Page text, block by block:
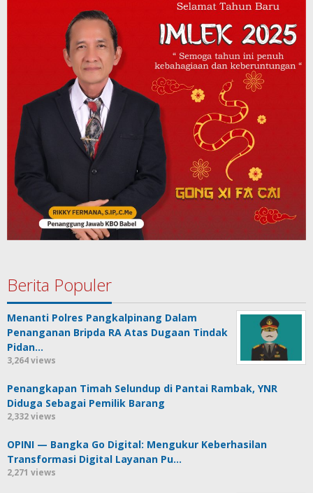
Berita Populer
Menanti Polres Pangkalpinang Dalam
Penanganan Bripda RA Atas Dugaan Tindak
Pidan…
3,264 views
Penangkapan Timah Selundup di Pantai Rambak, YNR
Diduga Sebagai Pemilik Barang
2,332 views
OPINI — Bangka Go Digital: Mengukur Keberhasilan
Transformasi Digital Layanan Pu…
2,271 views